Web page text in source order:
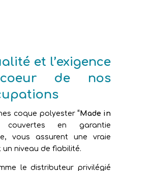
et l’exigence
de nos
coque polyester“Made in
en garantie
vous assurent une vraie
niveau de fiabilité.
le distributeur privilégié